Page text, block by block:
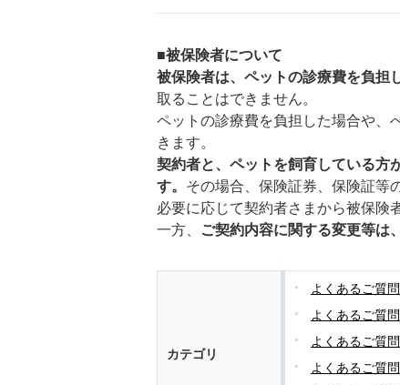
■被保険者について
被保険者は、ペットの診療費を負担
取ることはできません。
ペットの診療費を負担した場合や、
きます。
契約者と、ペットを飼育している方
す。 その場合、保険証券、保険証等
必要に応じて契約者さまから被保険
一方、
ご契約内容に関する変更等は
カテゴリ
よくあるご質問
よくあるご質問
よくあるご質問
よくあるご質問